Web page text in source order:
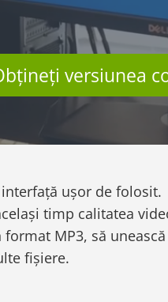
versiunea
ușor de folosit.
timp calitatea
MP3, să
fișiere.